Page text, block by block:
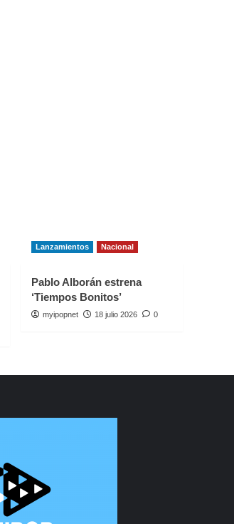
Lanzamientos Nacional
Pablo Alborán estrena
‘Tiempos Bonitos’
myipopnet 18 julio 2026 0